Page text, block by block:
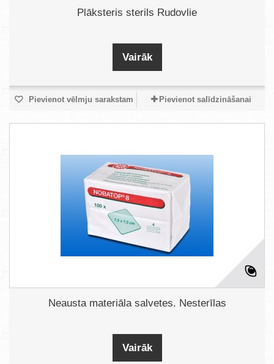
Plāksteris sterils Rudovlie
Vairāk
Pievienot vēlmju sarakstam Pievienot salīdzināšanai
Neausta materiāla salvetes. Nesterīlas
Vairāk